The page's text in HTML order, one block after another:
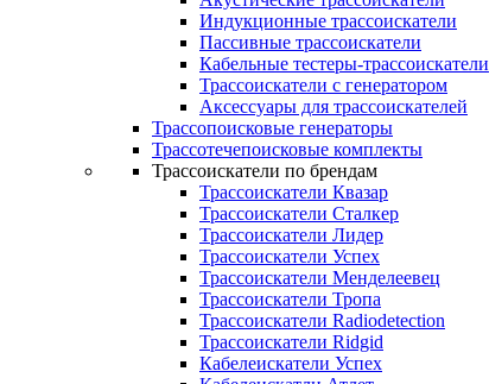
Индукционные трассоискатели
Пассивные трассоискатели
Кабельные тестеры-трассоискатели
Трассоискатели с генератором
Аксессуары для трассоискателей
Трассопоисковые генераторы
Трассотечепоисковые комплекты
Трассоискатели по брендам
Трассоискатели Квазар
Трассоискатели Сталкер
Трассоискатели Лидер
Трассоискатели Успех
Трассоискатели Менделеевец
Трассоискатели Тропа
Трассоискатели Radiodetection
Трассоискатели Ridgid
Кабелеискатели Успех